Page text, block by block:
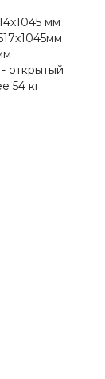
мм
- открытый
54 кг